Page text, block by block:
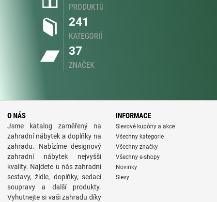
PRODUKTŮ
241
KATEGORIÍ
37
ZNAČEK
O NÁS
Jsme katalog zaměřený na
zahradní nábytek a doplňky na
zahradu. Nabízíme designový
zahradní nábytek nejvyšši
kvality. Najdete u nás zahradní
sestavy, židle, doplňky, sedací
soupravy a další produkty.
Vyhutnejte si vaši zahradu díky
INFORMACE
Slevové kupóny a akce
Všechny kategorie
Všechny značky
Všechny e-shopy
Novinky
Slevy